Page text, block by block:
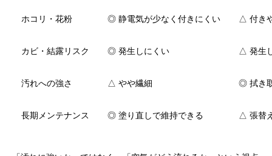
ホコリ・花粉 ◎ 静電気が少なく付きにくい △ 付き
カビ・結露リスク ◎ 発生しにくい △ 発生
汚れへの強さ △ やや繊細 ◎ 拭き
長期メンテナンス ◎ 塗り直しで維持できる △ 張替